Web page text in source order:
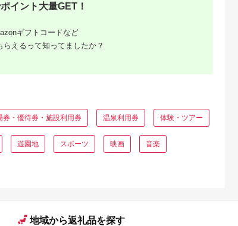
イント大量GET！
ギフトコードなど
らえるって知ってましたか？
券・優待券・施設利用券 温泉利用券 体験・ツアー
遊園地 スポーツ 映画 音楽
地域から返礼品を探す